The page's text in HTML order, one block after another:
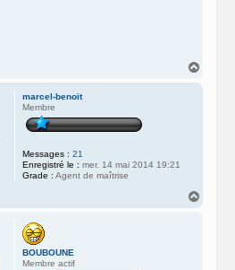
marcel-benoit
Membre
Messages : 21
Enregistré le : mer. 14 mai 2014 19:21
Grade : Agent de maîtrise
BOUBOUNE
Membre actif